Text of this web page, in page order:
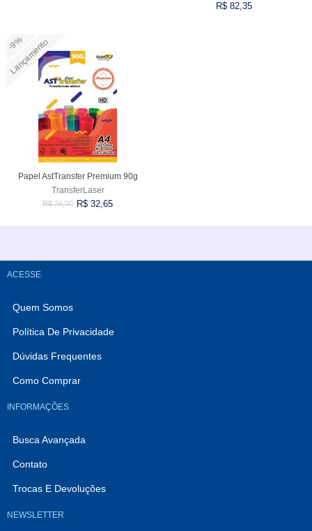
R$ 82,35
-9%
Lançamento
Papel AstTransfer Premium 90g
TransferLaser
R$ 36,00 R$ 32,65
ACESSE
Quem Somos
Política De Privacidade
Dúvidas Frequentes
Como Comprar
INFORMAÇÕES
Busca Avançada
Contato
Trocas E Devoluções
NEWSLETTER